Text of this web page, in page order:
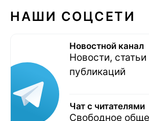
НАШИ СОЦСЕТИ
Новостной канал
Новости,
публикаций
Чат с читателями
Свободное